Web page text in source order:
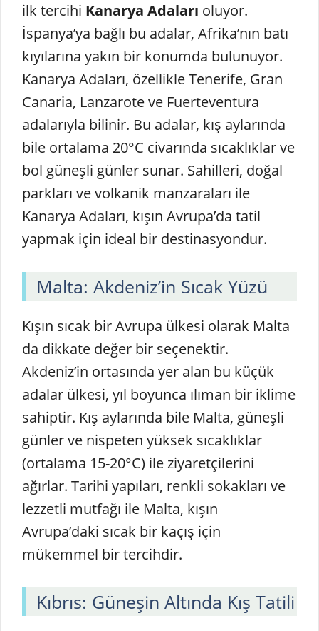
ilk tercihi Kanarya Adaları oluyor.
İspanya’ya bağlı bu adalar, Afrika’nın batı
kıyılarına yakın bir konumda bulunuyor.
Kanarya Adaları, özellikle Tenerife, Gran
Canaria, Lanzarote ve Fuerteventura
adalarıyla bilinir. Bu adalar, kış aylarında
bile ortalama 20°C civarında sıcaklıklar ve
bol güneşli günler sunar. Sahilleri, doğal
parkları ve volkanik manzaraları ile
Kanarya Adaları, kışın Avrupa’da tatil
yapmak için ideal bir destinasyondur.
Malta: Akdeniz’in Sıcak Yüzü
Kışın sıcak bir Avrupa ülkesi olarak Malta
da dikkate değer bir seçenektir.
Akdeniz’in ortasında yer alan bu küçük
adalar ülkesi, yıl boyunca ılıman bir iklime
sahiptir. Kış aylarında bile Malta, güneşli
günler ve nispeten yüksek sıcaklıklar
(ortalama 15-20°C) ile ziyaretçilerini
ağırlar. Tarihi yapıları, renkli sokakları ve
lezzetli mutfağı ile Malta, kışın
Avrupa’daki sıcak bir kaçış için
mükemmel bir tercihdir.
Kıbrıs: Güneşin Altında Kış Tatili